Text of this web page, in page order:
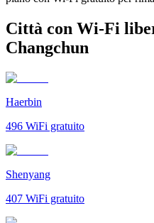
Città con Wi-Fi
Changchun
Haerbin
496 WiFi gratuito
Shenyang
407 WiFi gratuito